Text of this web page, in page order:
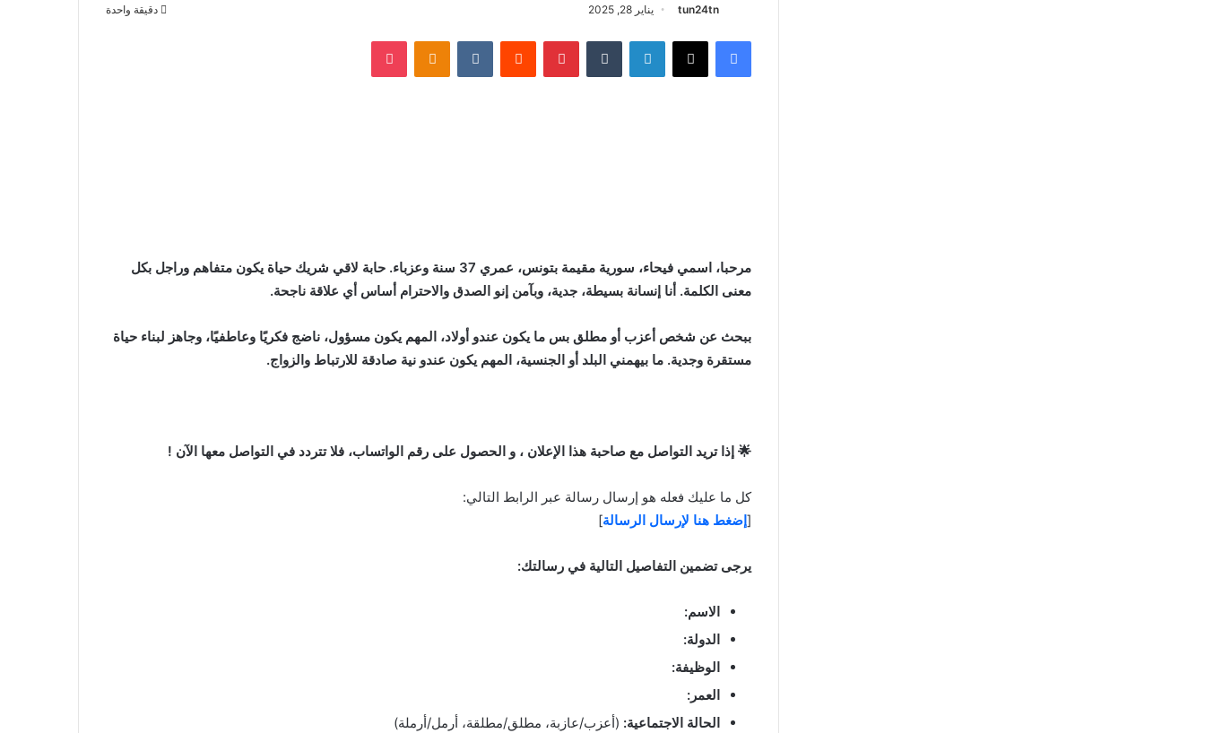
tun24tn يناير 28, 2025 دقيقة واحدة
فيسبوك لينكدإن بينتيريست
مرحبا، اسمي فيحاء، سورية مقيمة بتونس، عمري 37 سنة وعزباء. حابة لاقي شريك حياة يكون متفاهم وراجل بكل
معنى الكلمة. أنا إنسانة بسيطة، جدية، وبآمن إنو الصدق والاحترام أساس أي علاقة ناجحة.
ببحث عن شخص أعزب أو مطلق بس ما يكون عندو أولاد، المهم يكون مسؤول، ناضج فكريًا وعاطفيًا، وجاهز لبناء حياة
مستقرة وجدية. ما بيهمني البلد أو الجنسية، المهم يكون عندو نية صادقة للارتباط والزواج.
🌟 إذا تريد التواصل مع صاحبة هذا الإعلان ، و الحصول على رقم الواتساب، فلا تتردد في التواصل معها الآن !
كل ما عليك فعله هو إرسال رسالة عبر الرابط التالي:
[إضغط هنا لإرسال الرسالة]
يرجى تضمين التفاصيل التالية في رسالتك:
الاسم:
الدولة:
الوظيفة:
العمر:
الحالة الاجتماعية: (أعزب/عازبة، مطلق/مطلقة، أرمل/أرملة)